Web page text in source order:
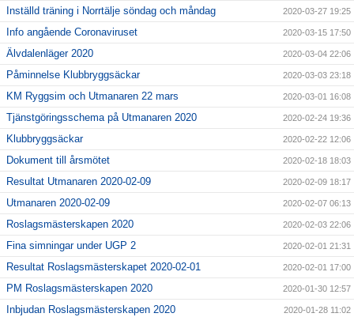
Inställd träning i Norrtälje söndag och måndag 2020-03-27 19:25
Info angående Coronaviruset 2020-03-15 17:50
Älvdalenläger 2020 2020-03-04 22:06
Påminnelse Klubbryggsäckar 2020-03-03 23:18
KM Ryggsim och Utmanaren 22 mars 2020-03-01 16:08
Tjänstgöringsschema på Utmanaren 2020 2020-02-24 19:36
Klubbryggsäckar 2020-02-22 12:06
Dokument till årsmötet 2020-02-18 18:03
Resultat Utmanaren 2020-02-09 2020-02-09 18:17
Utmanaren 2020-02-09 2020-02-07 06:13
Roslagsmästerskapen 2020 2020-02-03 22:06
Fina simningar under UGP 2 2020-02-01 21:31
Resultat Roslagsmästerskapet 2020-02-01 2020-02-01 17:00
PM Roslagsmästerskapen 2020 2020-01-30 12:57
Inbjudan Roslagsmästerskapen 2020 2020-01-28 11:02